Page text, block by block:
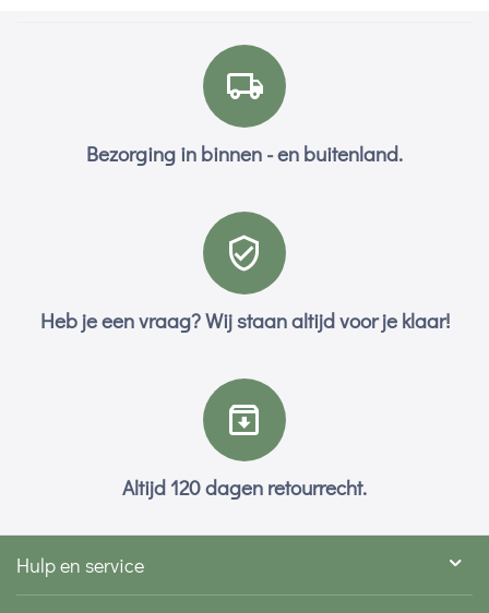
Bezorging in binnen - en buitenland.
Heb je een vraag? Wij staan altijd voor je klaar!
Altijd 120 dagen retourrecht.
Hulp en service